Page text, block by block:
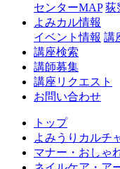
センターMAP 荻
よみカル情報
イベント情報 講
講座検索
講師募集
講座リクエスト
お問い合わせ
トップ
よみうりカルチ
マナー・おしゃ